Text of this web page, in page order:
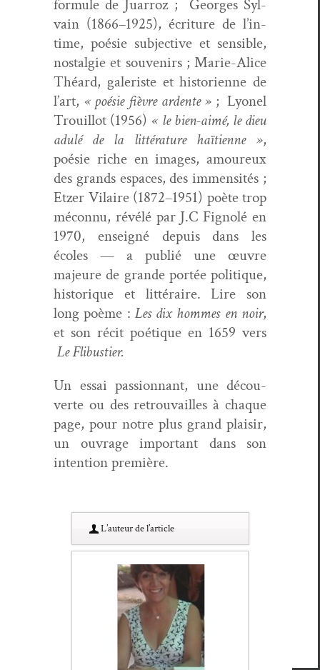
for­mule de Juar­roz ; Georges Syl­
vain (1866–1925), écri­t­ure de l’in­
time, poésie sub­jec­tive et sen­si­ble,
nos­tal­gie et sou­venirs ; Marie-Alice
Théard, galeriste et his­to­ri­enne de
l’art, « poésie fièvre ardente » ; Lyonel
Trouil­lot (1956) « le bien-aimé, le dieu
adulé de la lit­téra­ture haï­ti­enne »,
poésie riche en images, amoureux
des grands espaces, des immen­sités ;
Etzer Vilaire (1872–1951) poète trop
mécon­nu, révélé par J.C Fig­nolé en
1970, enseigné depuis dans les
écoles — a pub­lié une œuvre
majeure de grande portée poli­tique,
his­torique et lit­téraire. Lire son
long poème : Les dix hommes en noir,
et son réc­it poé­tique en 1659 vers
Le Flibustier.
Un essai pas­sion­nant, une décou­
verte ou des retrou­vailles à chaque
page, pour notre plus grand plaisir,
un ouvrage impor­tant dans son
inten­tion première.
L’au­teur de l’article